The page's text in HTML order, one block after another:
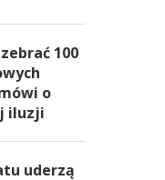
100
o
iluzji
uderzą